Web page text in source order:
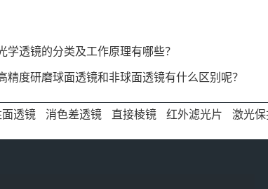
学透镜的分类及工作原理有哪些？
精度研磨球面透镜和非球面透镜有什么区别呢？
透镜 消色差透镜 直接棱镜 红外滤光片 激光